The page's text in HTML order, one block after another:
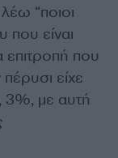
“ποιοι
που είναι
επιτροπή που
είχε
με αυτή